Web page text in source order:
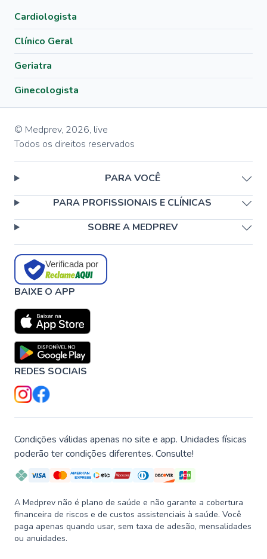
Cardiologista
Clínico Geral
Geriatra
Ginecologista
© Medprev, 2026, live
Todos os direitos reservados
PARA VOCÊ
PARA PROFISSIONAIS E CLÍNICAS
SOBRE A MEDPREV
Verificada por
BAIXE O APP
REDES SOCIAIS
Condições válidas apenas no site e app. Unidades físicas
poderão ter condições diferentes. Consulte!
A Medprev não é plano de saúde e não garante a cobertura
financeira de riscos e de custos assistenciais à saúde. Você
paga apenas quando usar, sem taxa de adesão, mensalidades
ou anuidades.